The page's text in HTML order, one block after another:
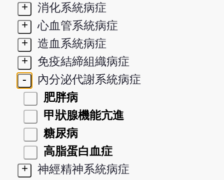
+
消化系統病症
+
心血管系統病症
+
造血系統病症
+
免疫結締組織病症
-
內分泌代謝系統病症
肥胖病
甲狀腺機能亢進
糖尿病
高脂蛋白血症
+
神經精神系統病症